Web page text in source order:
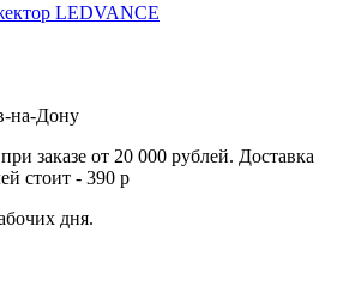
LEDVANCE
на-Дону
заказе от 20 000 рублей. Доставка
стоит - 390 р
дня.